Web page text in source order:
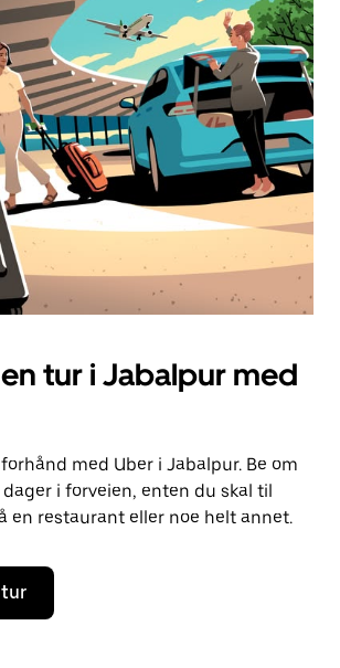
tur i Jabalpur med
med Uber i Jabalpur. Be om
i forveien, enten du skal til
en restaurant eller noe helt annet.
tur